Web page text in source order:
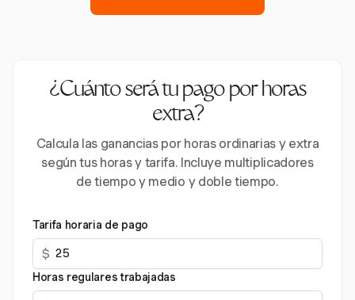
¿Cuánto será tu pago por horas
extra?
Calcula las ganancias por horas ordinarias y extra
según tus horas y tarifa. Incluye multiplicadores
de tiempo y medio y doble tiempo.
Tarifa horaria de pago
$
Horas regulares trabajadas